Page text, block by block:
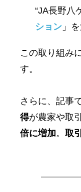
“JA長野八
ション 」
この取り組み
す。
さらに、記事
得が農家や取
倍に増加。 取